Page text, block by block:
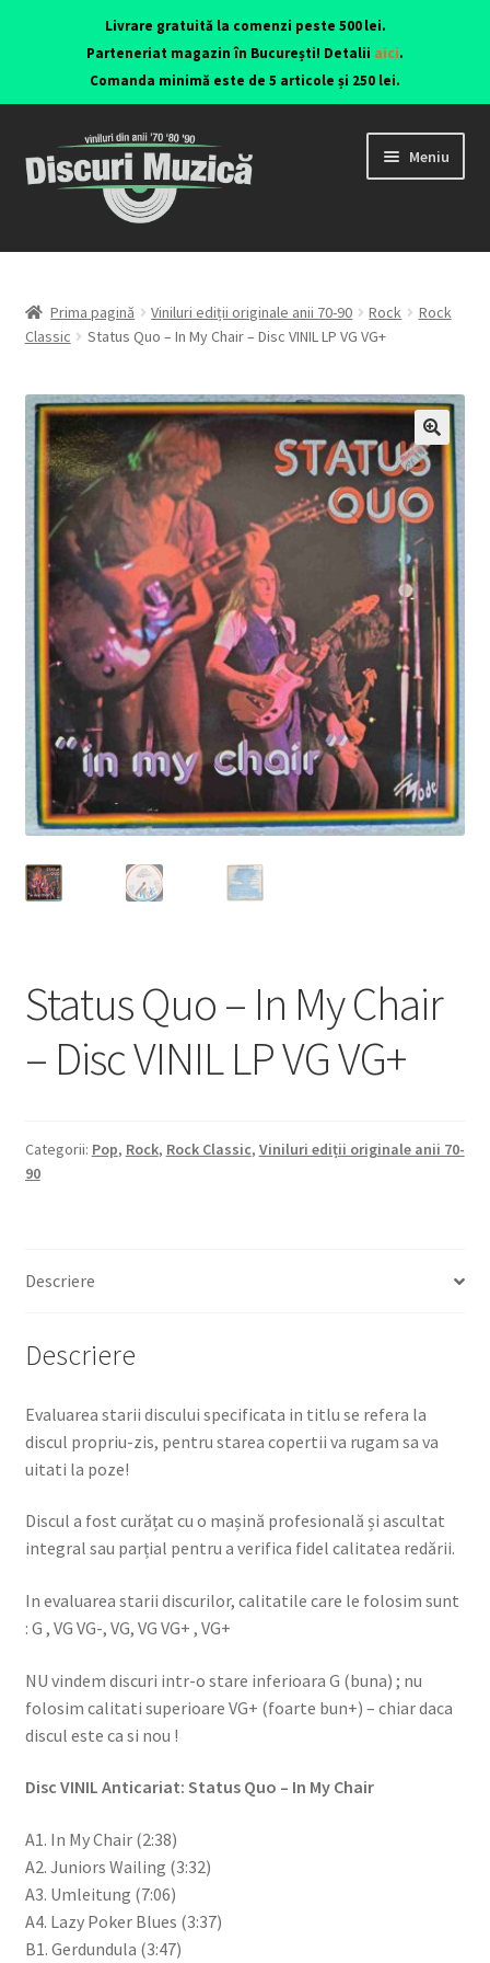
Livrare gratuită la comenzi peste 500 lei.
Parteneriat magazin în București! Detalii aici.
Comanda minimă este de 5 articole și 250 lei.
Meniu
Viniluri ediții originale anii 70-90
CD-uri originale
Echipamente
Listă produse
Oferta lunii
Contul meu
Blog
lei0,00
Prima pagină Viniluri ediții originale anii 70-90 Rock
Rock
Classic
Status Quo – In My Chair – Disc VINIL LP VG VG+
🔍
Status Quo – In My Chair
– Disc VINIL LP VG VG+
Categorii: Pop, Rock, Rock Classic, Viniluri ediții originale anii 70-
90
Descriere
Descriere
Evaluarea starii discului specificata in titlu se refera la
discul propriu-zis, pentru starea copertii va rugam sa va
uitati la poze!
Discul a fost curățat cu o mașină profesională și ascultat
integral sau parțial pentru a verifica fidel calitatea redării.
In evaluarea starii discurilor, calitatile care le folosim sunt
: G , VG VG-, VG, VG VG+ , VG+
NU vindem discuri intr-o stare inferioara G (buna) ; nu
folosim calitati superioare VG+ (foarte bun+) – chiar daca
discul este ca si nou !
Disc VINIL Anticariat: Status Quo – In My Chair
A1. In My Chair (2:38)
A2. Juniors Wailing (3:32)
A3. Umleitung (7:06)
A4. Lazy Poker Blues (3:37)
B1. Gerdundula (3:47)